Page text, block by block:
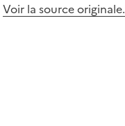
Voir la source originale.